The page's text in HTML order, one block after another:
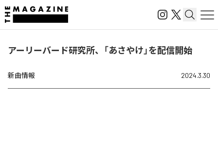
アーリーバード研究所、「あさやけ」を配信開始
新曲情報 2024.3.30